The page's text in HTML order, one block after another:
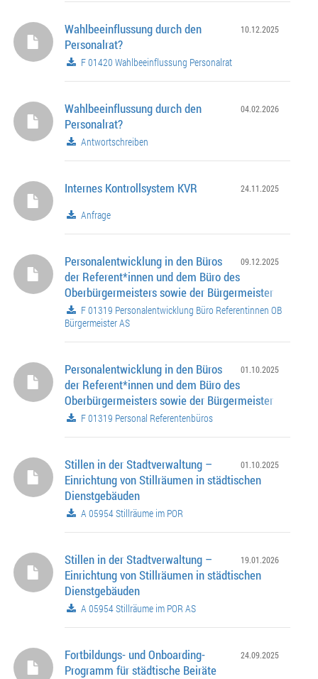
10.12.2025
Wahlbeeinflussung durch den
Personalrat?
F 01420 Wahlbeeinflussung Personalrat
04.02.2026
Wahlbeeinflussung durch den
Personalrat?
Antwortschreiben
24.11.2025
Internes Kontrollsystem KVR
Anfrage
09.12.2025
Personalentwicklung in den Büros
der Referent*innen und dem Büro des
Oberbürgermeisters sowie der Bürgermeister
F 01319 Personalentwicklung Büro Referentinnen OB
Bürgermeister AS
01.10.2025
Personalentwicklung in den Büros
der Referent*innen und dem Büro des
Oberbürgermeisters sowie der Bürgermeister
F 01319 Personal Referentenbüros
01.10.2025
Stillen in der Stadtverwaltung –
Einrichtung von Stillräumen in städtischen
Dienstgebäuden
A 05954 Stillräume im POR
19.01.2026
Stillen in der Stadtverwaltung –
Einrichtung von Stillräumen in städtischen
Dienstgebäuden
A 05954 Stillräume im POR AS
24.09.2025
Fortbildungs- und Onboarding-
Programm für städtische Beiräte